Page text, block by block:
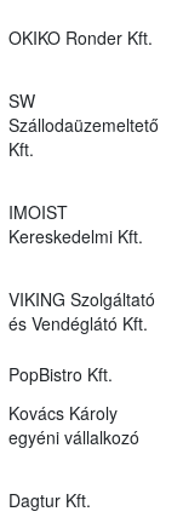
OKIKO Ronder Kft.
SW
Szállodaüzemeltető
Kft.
IMOIST
Kereskedelmi Kft.
VIKING Szolgáltató
és Vendéglátó Kft.
PopBistro Kft.
Kovács Károly
egyéni vállalkozó
Dagtur Kft.